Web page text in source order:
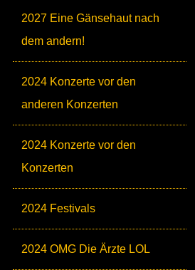
2027 Eine Gänsehaut nach
dem andern!
2024 Konzerte vor den
anderen Konzerten
2024 Konzerte vor den
Konzerten
2024 Festivals
2024 OMG Die Ärzte LOL